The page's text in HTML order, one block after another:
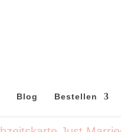
Blog Bestellen